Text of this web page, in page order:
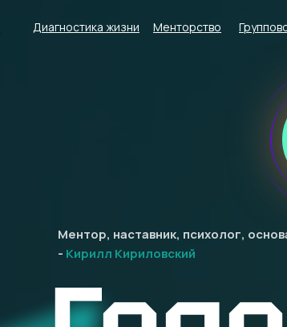
Ментор, наставник, психолог,
- Кирилл Кириловский
Диагностика жизни Менторство